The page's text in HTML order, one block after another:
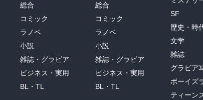
総合
コミック
ラノベ
小説
雑誌・グラビア
ビジネス・実用
BL・TL
総合
コミック
ラノベ
小説
雑誌・グラビア
ビジネス・実用
BL・TL
SF
歴史・時
文学
雑誌
グラビア
ボーイズ
ティーン